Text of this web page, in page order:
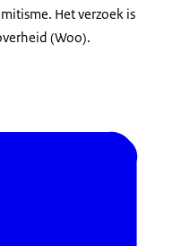
Het verzoek is
(Woo).